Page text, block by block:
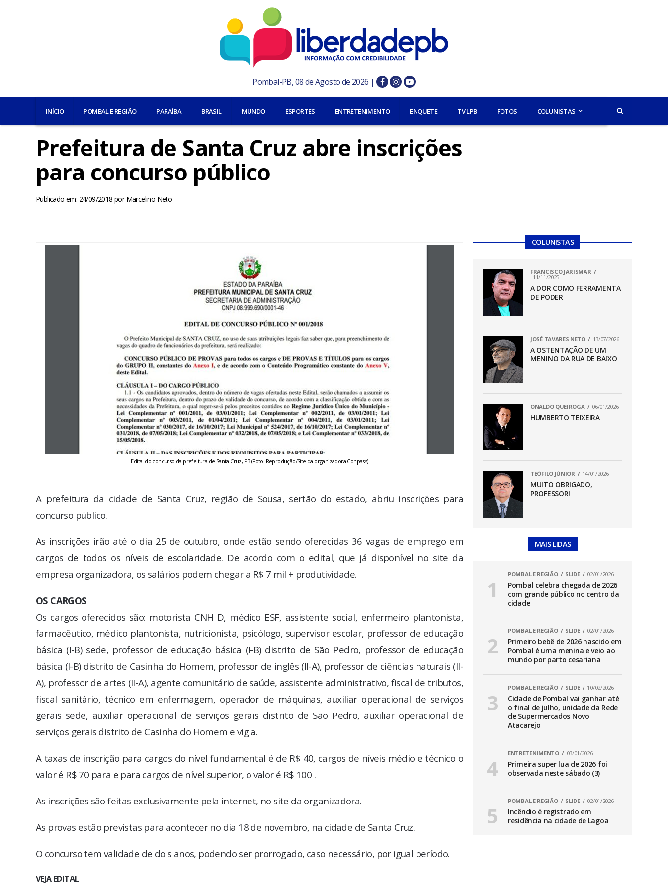
Pombal-PB, 08 de Agosto de 2026 |
INÍCIO POMBAL E REGIÃO PARAÍBA BRASIL MUNDO ESPORTES ENTRETENIMENTO ENQUETE TV LPB FOTOS COLUNISTAS
Prefeitura de Santa Cruz abre inscrições
para concurso público
Publicado em: 24/09/2018 porMarcelino Neto
Edital do concurso da prefeitura de Santa Cruz, PB (Foto: Reprodução/Site da organizadora Conpass)
A prefeitura da cidade de Santa Cruz, região de Sousa, sertão do estado, abriu inscrições para
concurso público.
As inscrições irão até o dia 25 de outubro, onde estão sendo oferecidas 36 vagas de emprego em
cargos de todos os níveis de escolaridade. De acordo com o edital, que já disponível no site da
empresa organizadora, os salários podem chegar a R$ 7 mil + produtividade.
OS CARGOS
Os cargos oferecidos são: motorista CNH D, médico ESF, assistente social, enfermeiro plantonista,
farmacêutico, médico plantonista, nutricionista, psicólogo, supervisor escolar, professor de educação
básica (I-B) sede, professor de educação básica (I-B) distrito de São Pedro, professor de educação
básica (I-B) distrito de Casinha do Homem, professor de inglês (II-A), professor de ciências naturais (II-
A), professor de artes (II-A), agente comunitário de saúde, assistente administrativo, fiscal de tributos,
fiscal sanitário, técnico em enfermagem, operador de máquinas, auxiliar operacional de serviços
gerais sede, auxiliar operacional de serviços gerais distrito de São Pedro, auxiliar operacional de
serviços gerais distrito de Casinha do Homem e vigia.
A taxas de inscrição para cargos do nível fundamental é de R$ 40, cargos de níveis médio e técnico o
valor é R$ 70 para e para cargos de nível superior, o valor é R$ 100 .
As inscrições são feitas exclusivamente pela internet, no site da organizadora.
As provas estão previstas para acontecer no dia 18 de novembro, na cidade de Santa Cruz.
O concurso tem validade de dois anos, podendo ser prorrogado, caso necessário, por igual período.
VEJA EDITAL
COLUNISTAS
FRANCISCO JARISMAR
11/11/2025
A DOR COMO FERRAMENTA
DE PODER
JOSÉ TAVARES NETO 13/07/2026
A OSTENTAÇÃO DE UM
MENINO DA RUA DE BAIXO
ONALDO QUEIROGA 06/01/2026
HUMBERTO TEIXEIRA
TEÓFILO JÚNIOR 14/01/2026
MUITO OBRIGADO,
PROFESSOR!
MAIS LIDAS
POMBAL E REGIÃO SLIDE 02/01/2026
Pombal celebra chegada de 2026
com grande público no centro da
cidade
POMBAL E REGIÃO SLIDE 02/01/2026
Primeiro bebê de 2026 nascido em
Pombal é uma menina e veio ao
mundo por parto cesariana
POMBAL E REGIÃO SLIDE 10/02/2026
Cidade de Pombal vai ganhar até
o final de julho, unidade da Rede
de Supermercados Novo
Atacarejo
ENTRETENIMENTO 03/01/2026
Primeira super lua de 2026 foi
observada neste sábado (3)
POMBAL E REGIÃO SLIDE 02/01/2026
Incêndio é registrado em
residência na cidade de Lagoa